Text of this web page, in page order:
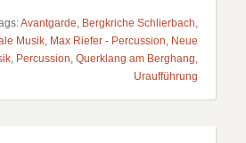
Avantgarde Bergkriche Schlierbach
Musik, Max Riefer - Percussion
Neue
, Percussion Querklang am Berghang
Uraufführung